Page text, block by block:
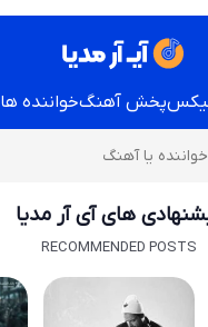
پخش آهنگخواننده ها
های آی آر مدیا
RECOMMENDED POSTS